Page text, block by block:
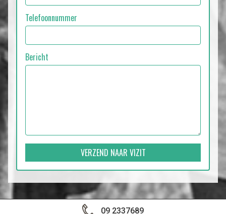
Telefoonnummer
Bericht
VERZEND NAAR VIZIT
09 2337689